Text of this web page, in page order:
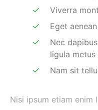
Viverra
Eget
Nec
ligula
Nam sit
Nisi ipsum etiam enim